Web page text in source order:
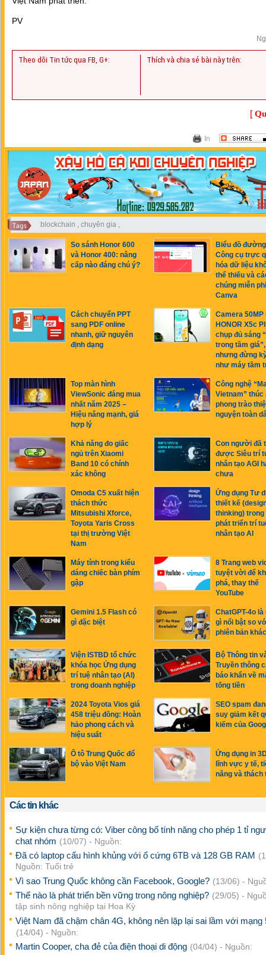
PV
Theo dõi Tin tức qua FB, G+: Thích và chia sẻ bài này trên:
[
In
blockchain , chuyên gia ,
So sánh Honor 600
và Honor 400: nâng
cấp nào đáng chú ý?
Biểu đồ
Công cụ trực
hóa dữ liệu
thể thiếu và
chúng miễn
Canva
Cách chuyển PPT
sang PDF online
nhanh, giữ nguyên
định dạng
Camera 50MP
HONOR X5c
chụp đủ sáng
trong tầm giá”,
nhưng đừng
như máy tầm
Top màn hình
ViewSonic đáng mua
nhất năm 2025 –
Hiệu năng mạnh, giá
hợp lý
Công nghệ
Vietnam” thúc
phong trào
nguyện toàn
Khả năng đo giấc
ngủ trên Xiaomi
Band 10 có chính
xác không
Con người đã
được Siêu trí
nhân tạo AGI
chưa
Omoda C5 xuất hiện
thách thức
Mitsubishi Xforce,
Toyota Yaris Cross
tại thị trường Việt
Nam
Ứng dụng Tư
thiết kế
thinking) trong
phát triển trí
nhân tạo AI
Máy tính trong kiểu
dáng chiếc bàn phím
gập
8 Trang web
tuyệt vời để
phá, thay thế
YouTube
Gemini 1.5 Flash có
gì đặc biệt
ChatGPT-4o là
gì nổi bật so
phiên bản khác
Viện ISTBD tổ chức
khóa học Ứng dụng
trí tuệ nhân tạo (AI)
trong doanh nghiệp
Bộ Thông tin
Truyền thông
báo khẩn về
tống tiền
2024 Toyota Vios giá
458 triệu đồng: Hoàn
hảo phong cách và
hiệu suất
SEO spam
suy giảm kết
kiếm của
Ô tô Trung Quốc đổ
bộ vào Việt Nam
Ứng dụng in
lĩnh vực y tế,
năng và thách
Các tin khác
Sự kiện chưa từng có: Viber công bố tính năng cho phép 1 tỉ
chat nhóm (10/07) - Nguồn:
Đã có laptop cấu hình khủng với ổ cứng 6TB và 128 GB RAM
Nguồn: Tuổi trẻ
Vì sao Trung Quốc không cần Facebook, Google? (13/06) -
Thế nào là phát triển bền vững trong nông nghiệp? (29/05) -
tập sinh nông nghiệp tại Hoa Kỳ
Việt Nam đã chậm chân 4G, không nên lặp lại sai lầm với mạng
(14/04) - Nguồn:
Martin Cooper, cha đẻ của điện thoại di động (04/04) - Nguồn: